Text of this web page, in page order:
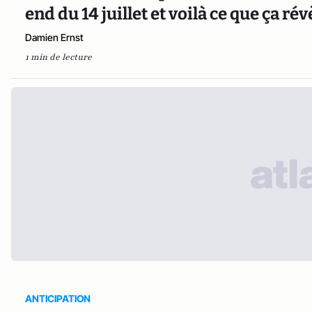
end du 14 juillet et voilà ce que ça
Damien Ernst
1 min de lecture
ANTICIPATION